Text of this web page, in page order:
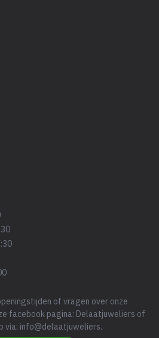
of vragen over onze
facebook pagina: Delaatjuweliers of
via: info@delaatjuweliers.